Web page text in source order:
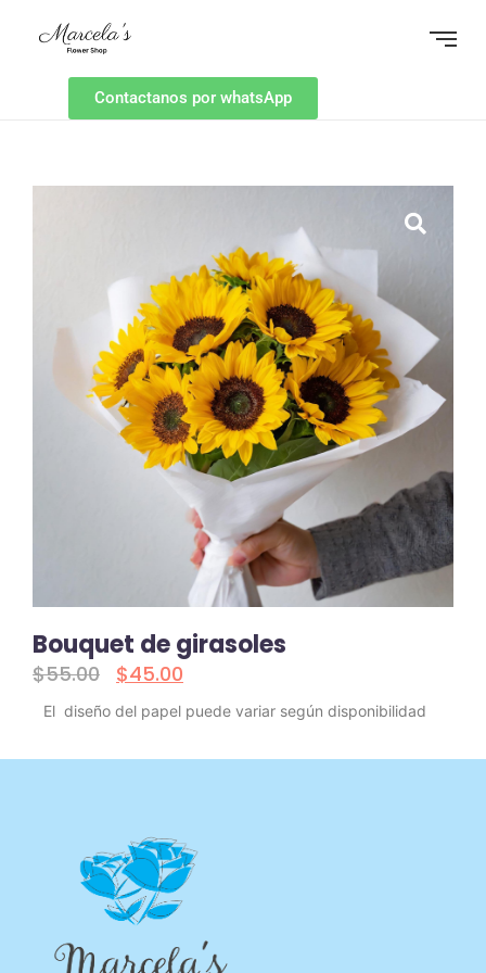
Contactanos por whatsApp
Bouquet de girasoles
$55.00 $45.00
El diseño del papel puede variar según disponibilidad